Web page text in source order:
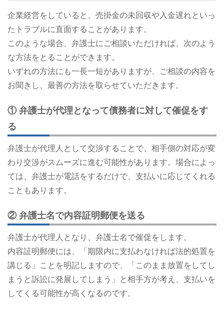
企業経営をしていると、売掛金の未回収や入金遅れといっ
たトラブルに直面することがあります。
このような場合、弁護士にご相談いただければ、次のよう
な方法をとることができます。
いずれの方法にも一長一短がありますが、ご相談の内容を
お聞きし、最善の方法を取らせていただきます。
① 弁護士が代理となって債務者に対して催促をす
る
弁護士が代理人として交渉することで、相手側の対応が変
わり交渉がスムーズに進む可能性があります。場合によっ
ては、弁護士が電話をするだけで、支払いに応じてくれる
こともあります。
② 弁護士名で内容証明郵便を送る
弁護士が代理人となり、弁護士名で催促をします。
内容証明郵便には、「期限内に支払わなければ法的処置を
講じる」ことを明記しますので、「このまま放置をしてし
まうと訴訟に発展してしまう」と相手方が考え、支払いを
してくる可能性が高くなるのです。